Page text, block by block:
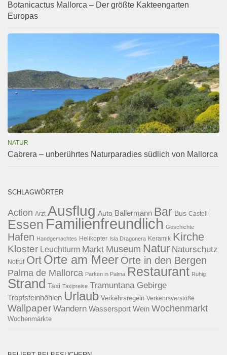
Botanicactus Mallorca – Der größte Kakteengarten
Europas
NATUR
Cabrera – unberührtes Naturparadies südlich von Mallorca
SCHLAGWÖRTER
Action Arzt Ausflug Auto Ballermann Bar Bus Castell
Essen Familienfreundlich Geschichte
Hafen Handgemachtes Helikopter Isla Dragonera Keramik Kirche
Kloster Leuchtturm Markt Museum Natur Naturschutz
Notruf Ort Orte am Meer Orte in den Bergen
Palma de Mallorca Parken in Palma Restaurant Ruhig
Strand Taxi Taxipreise Tramuntana Gebirge
Tropfsteinhöhlen Urlaub Verkehrsregeln Verkehrsverstöße
Wallpaper Wandern Wassersport Wein Wochenmarkt
Wochenmärkte